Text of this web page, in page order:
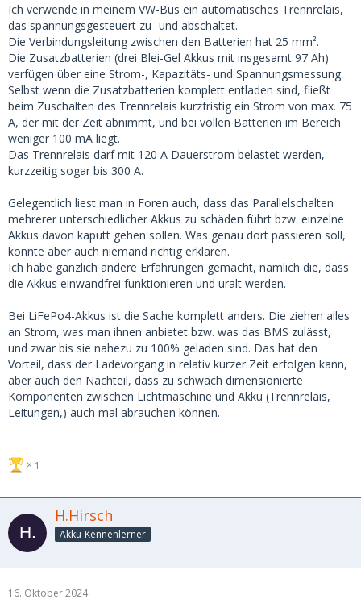
Ich verwende in meinem VW-Bus ein automatisches Trennrelais,
das spannungsgesteuert zu- und abschaltet.
Die Verbindungsleitung zwischen den Batterien hat 25 mm².
Die Zusatzbatterien (drei Blei-Gel Akkus mit insgesamt 97 Ah)
verfügen über eine Strom-, Kapazitäts- und Spannungsmessung.
Selbst wenn die Zusatzbatterien komplett entladen sind, fließt
beim Zuschalten des Trennrelais kurzfristig ein Strom von max. 75
A, der mit der Zeit abnimmt, und bei vollen Batterien im Bereich
weniger 100 mA liegt.
Das Trennrelais darf mit 120 A Dauerstrom belastet werden,
kurzzeitig sogar bis 300 A.
Gelegentlich liest man in Foren auch, dass das Parallelschalten
mehrerer unterschiedlicher Akkus zu schäden führt bzw. einzelne
Akkus davon kaputt gehen sollen. Was genau dort passieren soll,
konnte aber auch niemand richtig erklären.
Ich habe gänzlich andere Erfahrungen gemacht, nämlich die, dass
die Akkus einwandfrei funktionieren und uralt werden.
Bei LiFePo4-Akkus ist die Sache komplett anders. Die ziehen alles
an Strom, was man ihnen anbietet bzw. was das BMS zulässt,
und zwar bis sie nahezu zu 100% geladen sind. Das hat den
Vorteil, dass der Ladevorgang in relativ kurzer Zeit erfolgen kann,
aber auch den Nachteil, dass zu schwach dimensionierte
Komponenten zwischen Lichtmaschine und Akku (Trennrelais,
Leitungen,) auch mal abrauchen können.
1
H.Hirsch
Akku-Kennenlerner
16. Oktober 2024